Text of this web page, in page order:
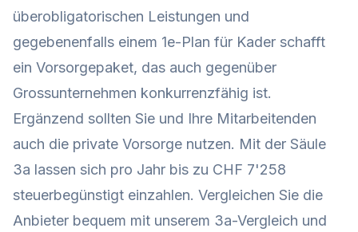
überobligatorischen Leistungen und
gegebenenfalls einem 1e-Plan für Kader schafft
ein Vorsorgepaket, das auch gegenüber
Grossunternehmen konkurrenzfähig ist.
Ergänzend sollten Sie und Ihre Mitarbeitenden
auch die private Vorsorge nutzen. Mit der Säule
3a lassen sich pro Jahr bis zu CHF 7'258
steuerbegünstigt einzahlen. Vergleichen Sie die
Anbieter bequem mit unserem 3a-Vergleich und